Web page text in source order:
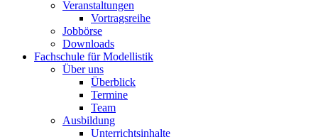
Veranstaltungen
Vortragsreihe
Jobbörse
Downloads
Fachschule für Modellistik
Über uns
Überblick
Termine
Team
Ausbildung
Unterrichtsinhalte